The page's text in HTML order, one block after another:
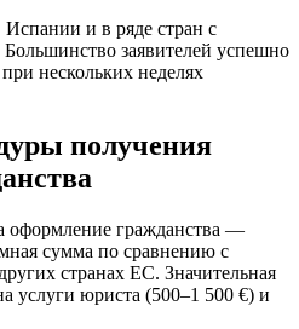
и в ряде стран с
заявителей успешно
нескольких неделях
получения
оформление гражданства —
сумма по сравнению с
странах ЕС. Значительная
услуги юриста (500–1 500 €) и